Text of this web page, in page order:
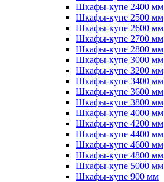
Шкафы-купе 2400 мм
Шкафы-купе 2500 мм
Шкафы-купе 2600 мм
Шкафы-купе 2700 мм
Шкафы-купе 2800 мм
Шкафы-купе 3000 мм
Шкафы-купе 3200 мм
Шкафы-купе 3400 мм
Шкафы-купе 3600 мм
Шкафы-купе 3800 мм
Шкафы-купе 4000 мм
Шкафы-купе 4200 мм
Шкафы-купе 4400 мм
Шкафы-купе 4600 мм
Шкафы-купе 4800 мм
Шкафы-купе 5000 мм
Шкафы-купе 900 мм